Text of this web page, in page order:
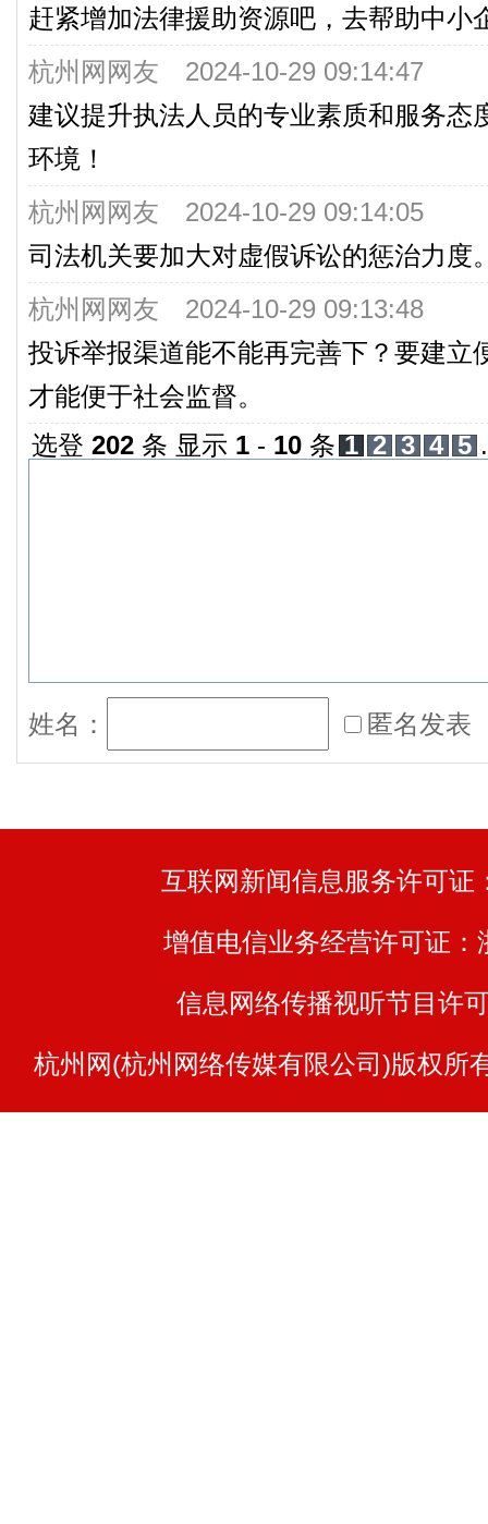
1.《杭州市房屋使用安全管理条例
2.市政府推动“千万工程”走深走实
贯彻落实情况的报告，关于我市推动“
兴“二十三条”政策贯彻落实情况的调研报
3.市政府关于提请审议《杭州市历
2035年）》的议案及说明，关于《
（2021—2035年）》的审议报告；
4.市政府关于2023年度全市行政事
报告，关于2023年度全市国有资产管
经委关于2023年行政事业类国有资产
7.市政府、市法院、检察院关于市
议、批评和意见办理情况的报告，市人
11:30，举行第二次全体会议：
1.市人大法委委员黄旼作关于《
（草案）》修改情况的说明，表决《
2.市人大法委副主任委员陈马多里
赶紧增加法律援助资源吧，去帮助中小
杭州网网友 2024-10-29 09:14:47
建议提升执法人员的专业素质和服务态
环境！
杭州网网友 2024-10-29 09:14:05
司法机关要加大对虚假诉讼的惩治力度
杭州网网友 2024-10-29 09:13:48
投诉举报渠道能不能再完善下？要建立
才能便于社会监督。
选登 202 条 显示 1 - 10 条 1 2 3 4 5
姓名： 匿名发表
互联网新闻信息服务许可证
增值电信业务经营许可证：
信息网络传播视听节目许
杭州网(杭州网络传媒有限公司)版权所